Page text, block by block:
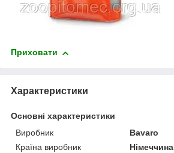
Приховати
Характеристики
Основні характеристики
Виробник
Bavaro
Країна виробник
Німеччина